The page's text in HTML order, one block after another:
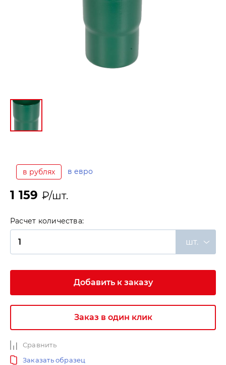
в рублях в евро
1 159 ₽/шт.
Расчет количества:
шт.
Добавить к заказу
Заказ в один клик
Сравнить
Заказать образец